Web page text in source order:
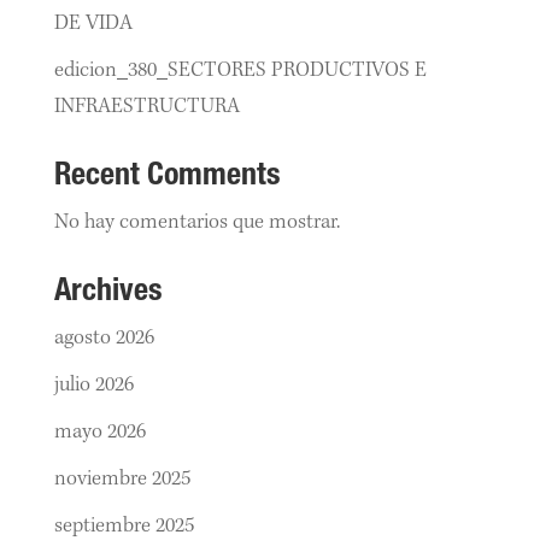
DE VIDA
edicion_380_SECTORES PRODUCTIVOS E
INFRAESTRUCTURA
Recent Comments
No hay comentarios que mostrar.
Archives
agosto 2026
julio 2026
mayo 2026
noviembre 2025
septiembre 2025